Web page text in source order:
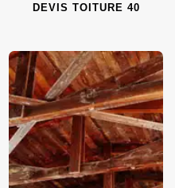
DEVIS TOITURE 40